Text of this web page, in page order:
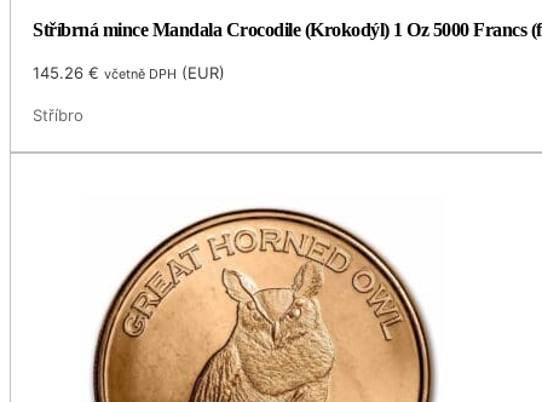
Stříbrná mince Mandala Crocodile (Krokodýl) 1 Oz 5000 Francs
145.26€ včetně DPH (EUR)
Stříbro